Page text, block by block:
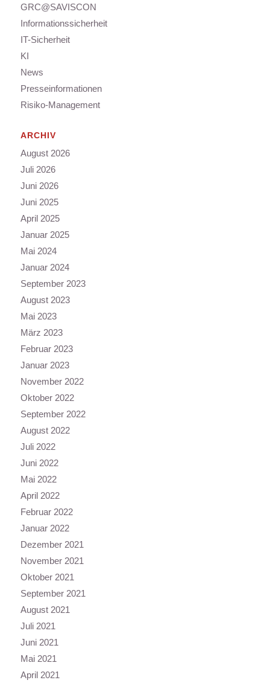
GRC@SAVISCON
Informationssicherheit
IT-Sicherheit
KI
News
Presseinformationen
Risiko-Management
ARCHIV
August 2026
Juli 2026
Juni 2026
Juni 2025
April 2025
Januar 2025
Mai 2024
Januar 2024
September 2023
August 2023
Mai 2023
März 2023
Februar 2023
Januar 2023
November 2022
Oktober 2022
September 2022
August 2022
Juli 2022
Juni 2022
Mai 2022
April 2022
Februar 2022
Januar 2022
Dezember 2021
November 2021
Oktober 2021
September 2021
August 2021
Juli 2021
Juni 2021
Mai 2021
April 2021